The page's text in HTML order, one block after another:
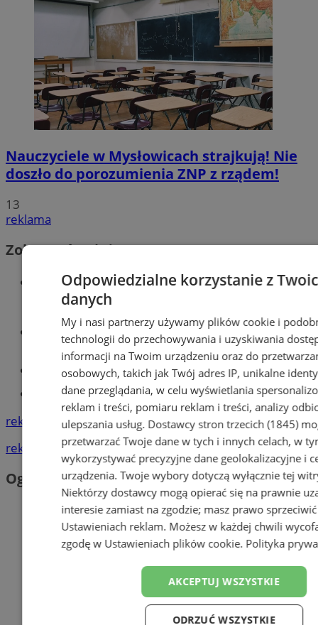
Nauczyciele w Mysłowicach strajkują! Nie
doszło do porozumienia ZNP z rządem!
13
reklama
Zobacz również
Wiadomości kryminalne w
Mysłowicach
Wiadomości lokalne
Kursy języka angielskiego
Tworzenie stron www - Mysłowice
reklama
reklama
Ogłoszenia
Odpowiedzialne korzystanie z
danych
My i nasi partnerzy używamy plików cookie i
technologii do przechowywania i uzyskiwania
informacji na Twoim urządzeniu oraz do
osobowych, takich jak Twój adres IP, unikalne
dane przeglądania, w celu wyświetlania
reklam i treści, pomiaru reklam i treści, analizy
ulepszania usług. Dostawcy stron trzecich (1845)
przetwarzać Twoje dane w tych i innych celach, w
wykorzystywać precyzyjne dane geolokalizacyjne i
urządzenia. Twoje wybory dotyczą wyłącznie tej
Niektórzy dostawcy mogą opierać się na prawnie
interesie zamiast na zgodzie; masz prawo
Ustawieniach reklam. Możesz w każdej chwili
zgodę w Ustawieniach plików cookie. Polityka
AKCEPTUJ WSZYSTKIE
ODRZUĆ WSZYSTKIE